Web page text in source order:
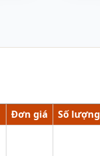
Đơn giá Số lượng